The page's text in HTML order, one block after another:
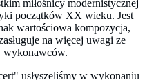
miłośnicy modernistycznej
początków XX wieku. Jest
wartościowa kompozycja,
na więcej uwagi ze
wykonawców.
usłyszeliśmy w wykonaniu